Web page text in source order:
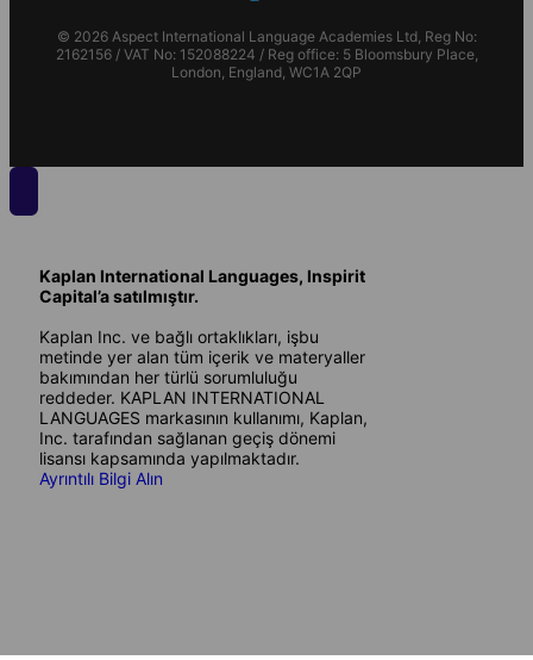
© 2026 Aspect International Language Academies Ltd, Reg No:
2162156 / VAT No: 152088224 / Reg office: 5 Bloomsbury Place,
London, England, WC1A 2QP
Kaplan International Languages, Inspirit
Capital’a satılmıştır.
Kaplan Inc. ve bağlı ortaklıkları, işbu
metinde yer alan tüm içerik ve materyaller
bakımından her türlü sorumluluğu
reddeder. KAPLAN INTERNATIONAL
LANGUAGES markasının kullanımı, Kaplan,
Inc. tarafından sağlanan geçiş dönemi
lisansı kapsamında yapılmaktadır.
Ayrıntılı Bilgi Alın